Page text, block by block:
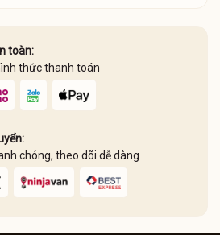
toàn:
thức thanh toán
chóng, theo dõi dễ dàng